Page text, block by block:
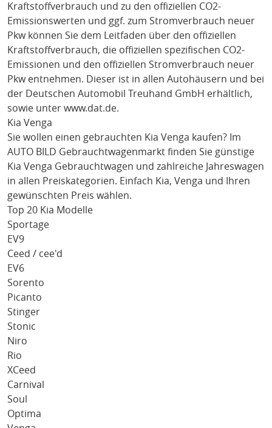
Kraftstoffverbrauch und zu den offiziellen CO2-
Emissionswerten und ggf. zum Stromverbrauch neuer
Pkw können Sie dem Leitfaden über den offiziellen
Kraftstoffverbrauch, die offiziellen spezifischen CO2-
Emissionen und den offiziellen Stromverbrauch neuer
Pkw entnehmen. Dieser ist in allen Autohäusern und bei
der Deutschen Automobil Treuhand GmbH erhältlich,
sowie unter www.dat.de.
Kia Venga
Sie wollen einen gebrauchten Kia Venga kaufen? Im
AUTO BILD Gebrauchtwagenmarkt finden Sie günstige
Kia Venga Gebrauchtwagen und zahlreiche Jahreswagen
in allen Preiskategorien. Einfach Kia, Venga und Ihren
gewünschten Preis wählen.
Top 20 Kia Modelle
Sportage
EV9
Ceed / cee'd
EV6
Sorento
Picanto
Stinger
Stonic
Niro
Rio
XCeed
Carnival
Soul
Optima